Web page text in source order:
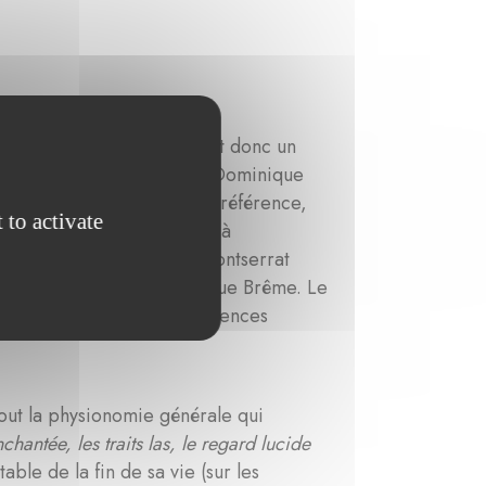
portrait du fabuliste, c’est donc un
spécialiste du peintre, Dominique
basant sur le portrait de référence,
la version ovale qui est à
du monastère de Montserrat
Revel par Dominique Brême. Le
en raison des différences
la physionomie générale qui
les traits las, le regard lucide
de la fin de sa vie (sur les
to activate